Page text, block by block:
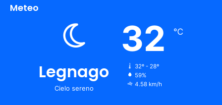
Meteo
Legnago
Cielo sereno
32 ℃
32º - 28º
59%
4.58 km/h